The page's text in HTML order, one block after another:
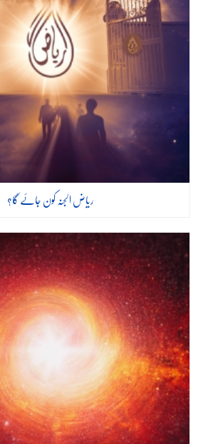
ریاض الجنہ کون جائے گا؟